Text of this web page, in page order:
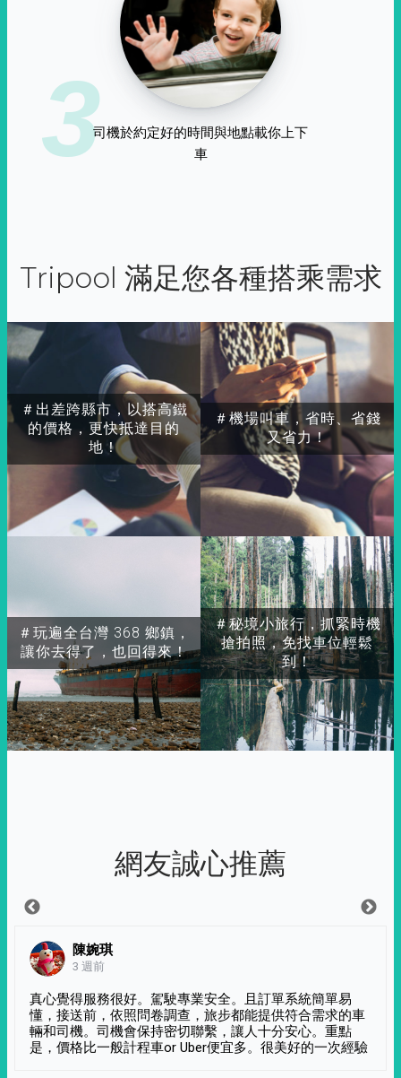
3司機於約定好的時間與地點載你上下
車
Tripool 滿足您各種搭乘需求
＃出差跨縣市，以搭高鐵
的價格，更快抵達目的
地！
＃玩遍全台灣 368 鄉鎮，
讓你去得了，也回得來！
＃秘境小旅行，抓緊時機
搶拍照，免找車位輕鬆
到！
＃機場叫車，省時、省錢
又省力！
網友誠心推薦
陳婉琪
3 週前
真心覺得服務很好。駕駛專業安全。且訂單系統簡單易
懂，接送前，依照問卷調查，旅步都能提供符合需求的車
輛和司機。司機會保持密切聯繫，讓人十分安心。重點
是，價格比一般計程車or Uber便宜多。很美好的一次經驗